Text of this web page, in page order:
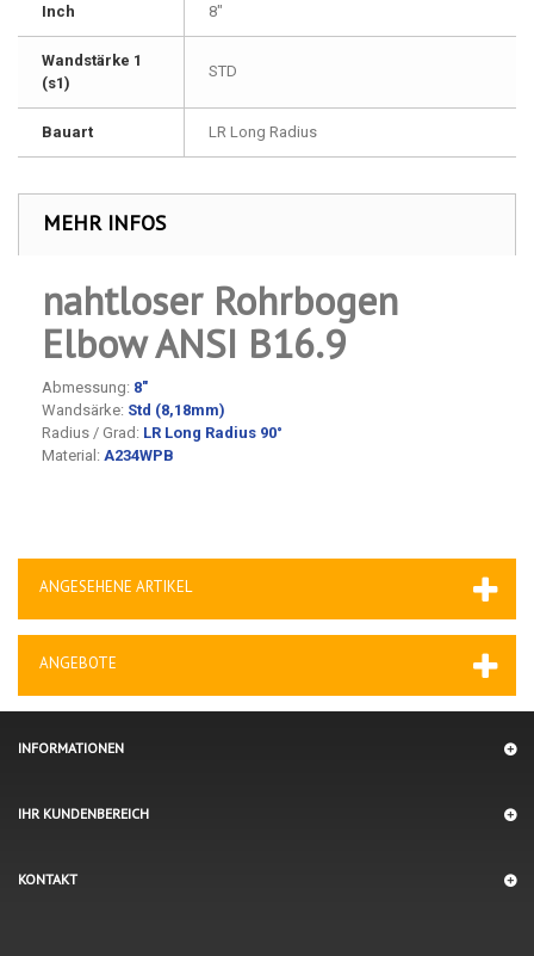
Inch 8"
Wandstärke 1
(s1)
STD
Bauart LR Long Radius
MEHR INFOS
nahtloser Rohrbogen
Elbow ANSI B16.9
Abmessung: 8"
Wandsärke: Std (8,18mm)
Radius / Grad: LR Long Radius 90°
Material: A234WPB
ANGESEHENE ARTIKEL
ANGEBOTE
INFORMATIONEN
IHR KUNDENBEREICH
KONTAKT